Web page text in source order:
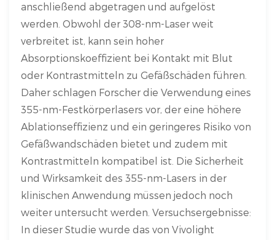
anschließend abgetragen und aufgelöst
werden. Obwohl der 308-nm-Laser weit
verbreitet ist, kann sein hoher
Absorptionskoeffizient bei Kontakt mit Blut
oder Kontrastmitteln zu Gefäßschäden führen.
Daher schlagen Forscher die Verwendung eines
355-nm-Festkörperlasers vor, der eine höhere
Ablationseffizienz und ein geringeres Risiko von
Gefäßwandschäden bietet und zudem mit
Kontrastmitteln kompatibel ist. Die Sicherheit
und Wirksamkeit des 355-nm-Lasers in der
klinischen Anwendung müssen jedoch noch
weiter untersucht werden. Versuchsergebnisse:
In dieser Studie wurde das von Vivolight